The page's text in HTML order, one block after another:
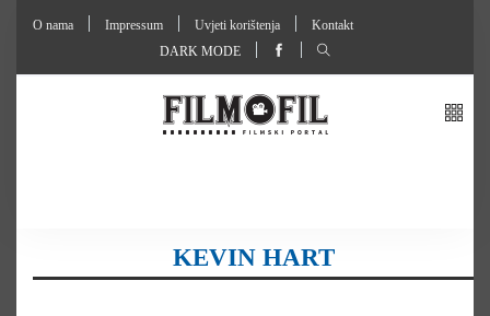
O nama Impressum Uvjeti korištenja
Kontakt
DARK MODE
KEVIN HART